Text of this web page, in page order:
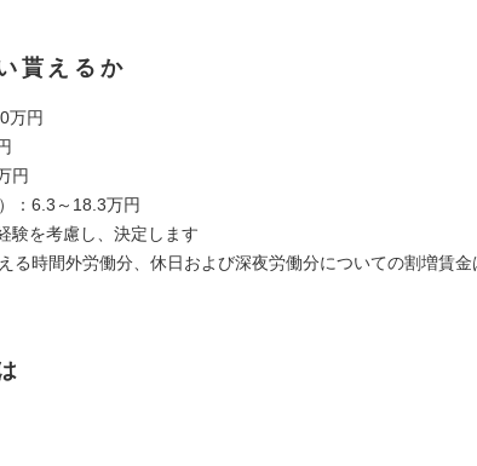
貰えるか
万円
円
：6.3～18.3万円
験を考慮し、決定します
る時間外労働分、休日および深夜労働分についての割増賃金